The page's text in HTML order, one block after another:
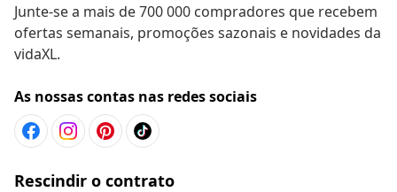
Junte-se a mais de 700 000 compradores que recebem
ofertas semanais, promoções sazonais e novidades da
vidaXL.
As nossas contas nas redes sociais
Rescindir o contrato